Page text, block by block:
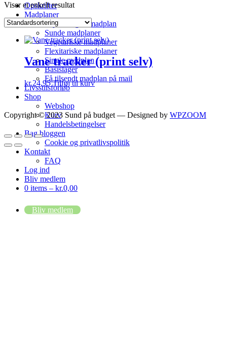
Opskrifter
Madplaner
Vejledning til madplan
Sunde madplaner
Vegetariske madplaner
Flexitariske madplaner
Single madplan
Basislager
Få tilsendt madplan på mail
Livsstilsforløb
Shop
Webshop
Kurv
Handelsbetingelser
Bag bloggen
Cookie og privatlivspolitik
Kontakt
FAQ
Log ind
Bliv medlem
0 items – kr.0,00
Bliv medlem
Viser et enkelt resultat
Vane tracker (print selv)
kr.24,95 Tilføj til kurv
Copyright © 2023 Sund på budget — Designed by WPZOOM